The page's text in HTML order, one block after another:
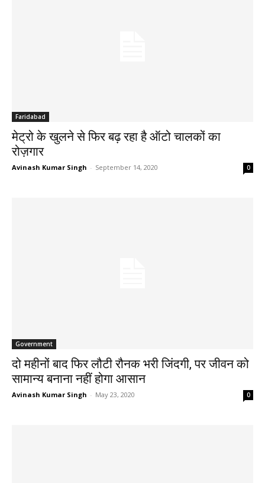
Faridabad
मेट्रो के खुलने से फिर बढ़ रहा है ऑटो चालकों का
रोज़गार
Avinash Kumar Singh - September 14, 2020 0
Government
दो महीनों बाद फिर लौटी रौनक भरी जिंदगी, पर जीवन को
सामान्य बनाना नहीं होगा आसान
Avinash Kumar Singh - May 23, 2020 0